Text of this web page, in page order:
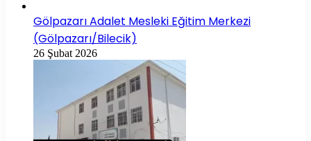
Gölpazarı Adalet Mesleki Eğitim Merkezi
(Gölpazarı/Bilecik)
26 Şubat 2026